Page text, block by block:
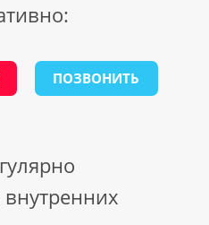
ПОЗВОНИТЬ